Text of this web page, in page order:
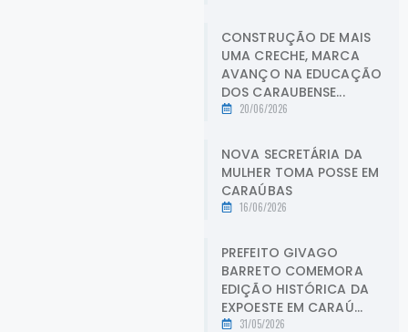
CONSTRUÇÃO DE MAIS
UMA CRECHE, MARCA
AVANÇO NA EDUCAÇÃO
DOS CARAUBENSE...
20/06/2026
NOVA SECRETÁRIA DA
MULHER TOMA POSSE EM
CARAÚBAS
16/06/2026
PREFEITO GIVAGO
BARRETO COMEMORA
EDIÇÃO HISTÓRICA DA
EXPOESTE EM CARAÚ...
31/05/2026